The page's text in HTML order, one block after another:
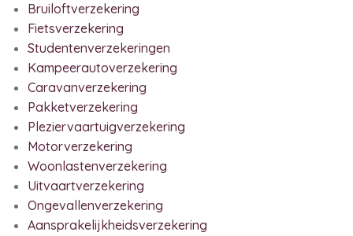
Bruiloftverzekering
Fietsverzekering
Studentenverzekeringen
Kampeerautoverzekering
Caravanverzekering
Pakketverzekering
Pleziervaartuigverzekering
Motorverzekering
Woonlastenverzekering
Uitvaartverzekering
Ongevallenverzekering
Aansprakelijkheidsverzekering